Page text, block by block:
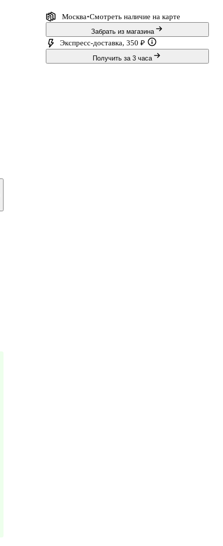
Москва Смотреть наличие на карте
Забрать из магазина
Экспресс-доставка, 350 ₽
Получить за 3 часа